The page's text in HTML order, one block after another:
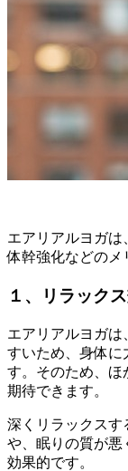
エアリアルヨガ
体幹強化などのメ
１、リラック
エアリアルヨガ
すいため、身体に
す。そのため、 ほ
期待できます。
深くリラックスす
や、眠りの質が悪
効果的です。